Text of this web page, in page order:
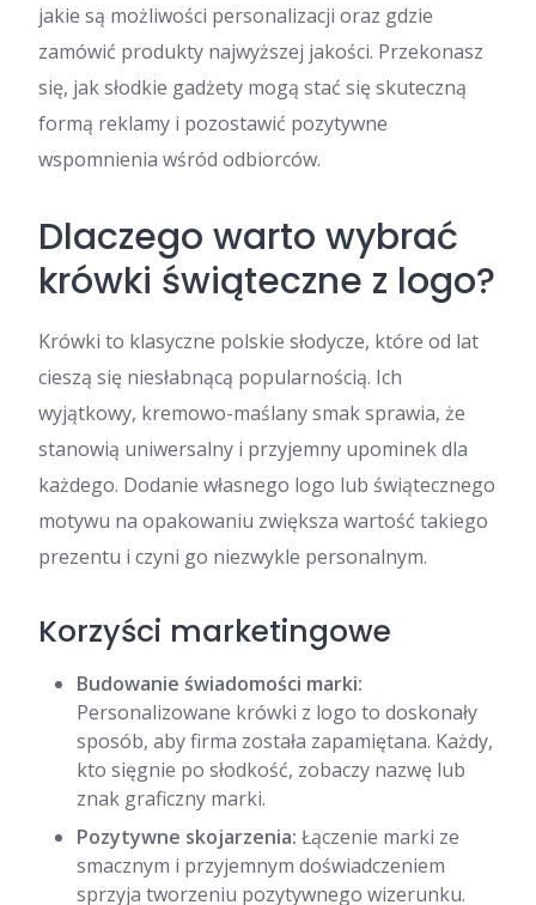
jakie są możliwości personalizacji oraz gdzie
zamówić produkty najwyższej jakości. Przekonasz
się, jak słodkie gadżety mogą stać się skuteczną
formą reklamy i pozostawić pozytywne
wspomnienia wśród odbiorców.
Dlaczego warto wybrać
krówki świąteczne z logo?
Krówki to klasyczne polskie słodycze, które od lat
cieszą się niesłabnącą popularnością. Ich
wyjątkowy, kremowo-maślany smak sprawia, że
stanowią uniwersalny i przyjemny upominek dla
każdego. Dodanie własnego logo lub świątecznego
motywu na opakowaniu zwiększa wartość takiego
prezentu i czyni go niezwykle personalnym.
Korzyści marketingowe
Budowanie świadomości marki:
Personalizowane krówki z logo to doskonały
sposób, aby firma została zapamiętana. Każdy,
kto sięgnie po słodkość, zobaczy nazwę lub
znak graficzny marki.
Pozytywne skojarzenia: Łączenie marki ze
smacznym i przyjemnym doświadczeniem
sprzyja tworzeniu pozytywnego wizerunku.